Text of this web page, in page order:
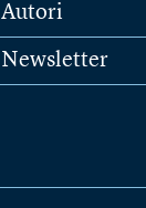
Autori
Newsletter